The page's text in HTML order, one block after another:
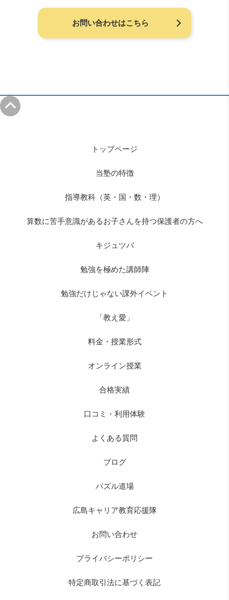
お問い合わせはこちら
トップページ
当塾の特徴
指導教科（英・国・数・理）
算数に苦手意識があるお子さんを持つ保護者の方へ
キジュツバ
勉強を極めた講師陣
勉強だけじゃない課外イベント
「教え愛」
料金・授業形式
オンライン授業
合格実績
口コミ・利用体験
よくある質問
ブログ
パズル道場
広島キャリア教育応援隊
お問い合わせ
プライバシーポリシー
特定商取引法に基づく表記